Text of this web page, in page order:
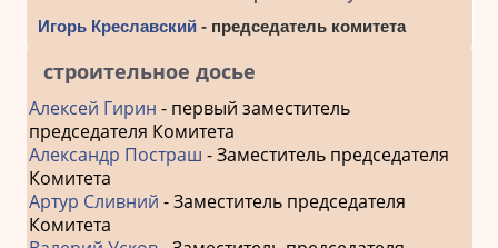
Игорь Креславский - председатель комитета
строительное досье
Алексей Гирин - первый заместитель
председателя Комитета
Александр Постраш - Заместитель председателя
Комитета
Артур Сливний - Заместитель председателя
Комитета